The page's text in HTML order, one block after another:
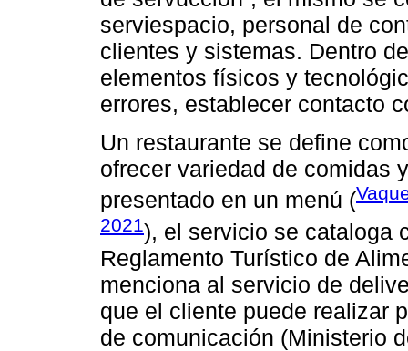
serviespacio, personal de
clientes y sistemas. Dentro
elementos físicos y
errores, establecer contacto
Un restaurante se define
ofrecer variedad de comidas
presentado en un menú (
2021), el servicio se cataloga
Reglamento Turístico de
menciona al servicio de
que el cliente puede realizar
de comunicación (Ministerio